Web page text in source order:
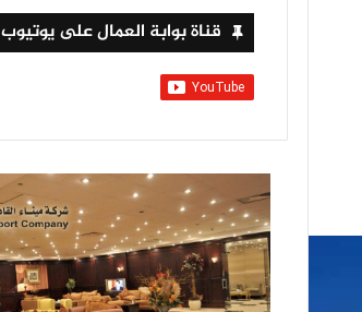
قناة بوابة العمال على يوتيوب